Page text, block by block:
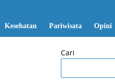
Kesehatan Pariwisata Opini
Cari